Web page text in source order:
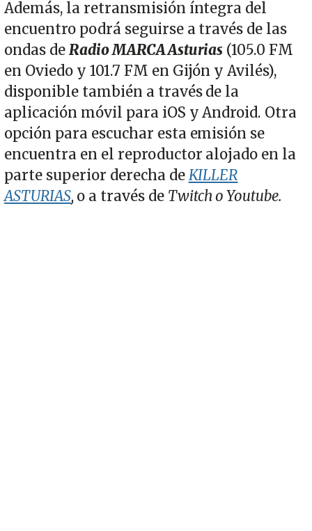
Además, la retransmisión íntegra del
encuentro podrá seguirse a través de las
ondas deRadio MARCA Asturias (105.0 FM
en Oviedo y 101.7 FM en Gijón y Avilés),
disponible también a través de la
aplicación móvil para iOS y Android. Otra
opción para escuchar esta emisión se
encuentra en el reproductor alojado en la
parte superior derecha deKILLER
ASTURIAS, o a través de Twitch o Youtube.